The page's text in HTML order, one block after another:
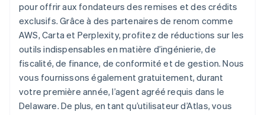
pour offrir aux fondateurs des remises et des crédits
exclusifs. Grâce à des partenaires de renom comme
AWS, Carta et Perplexity, profitez de réductions sur les
outils indispensables en matière d’ingénierie, de
fiscalité, de finance, de conformité et de gestion. Nous
vous fournissons également gratuitement, durant
votre première année, l’agent agréé requis dans le
Delaware. De plus, en tant qu’utilisateur d’Atlas, vous